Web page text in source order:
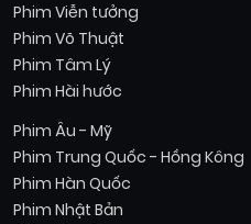
Phim Viễn tưởng
Phim Võ Thuật
Phim Tâm Lý
Phim Hài hước
Phim Âu - Mỹ
Phim Trung Quốc - Hồng Kông
Phim Hàn Quốc
Phim Nhật Bản